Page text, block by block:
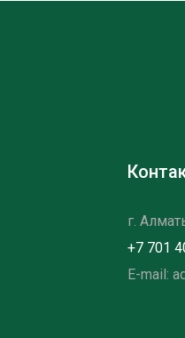
г.
+7 701
E-mail: